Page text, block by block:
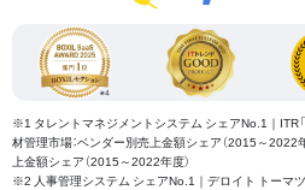
※1 タレントマネジメントシステム シェアNo.1｜ITR「
材管理市場：ベンダー別売上金額シェア（2015～2022
上金額シェア（2015～2022年度）
※2 人事管理システム シェアNo.1｜デロイト トーマ